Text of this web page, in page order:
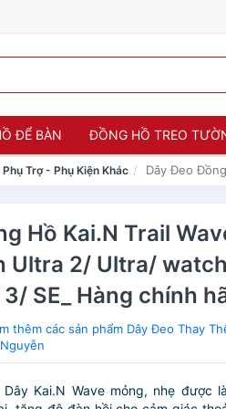
ĐỂ BÀN ĐỒNG HỒ TREO
Trợ - Phụ Kiện Khác Dây Đeo
Hồ Kai.N Trail
Ultra 2/ Ultra/
SE_ Hàng chính
thêm các sản phẩm Dây Đeo Thay
Kai.N Wave mỏng, nhẹ được